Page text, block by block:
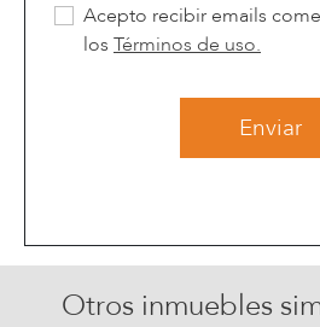
Acepto recibir emails
los Términos de uso.
Enviar
Otros inmuebles